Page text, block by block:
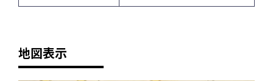
地図表示